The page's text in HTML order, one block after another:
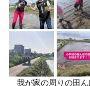
我が家の周りの田ん